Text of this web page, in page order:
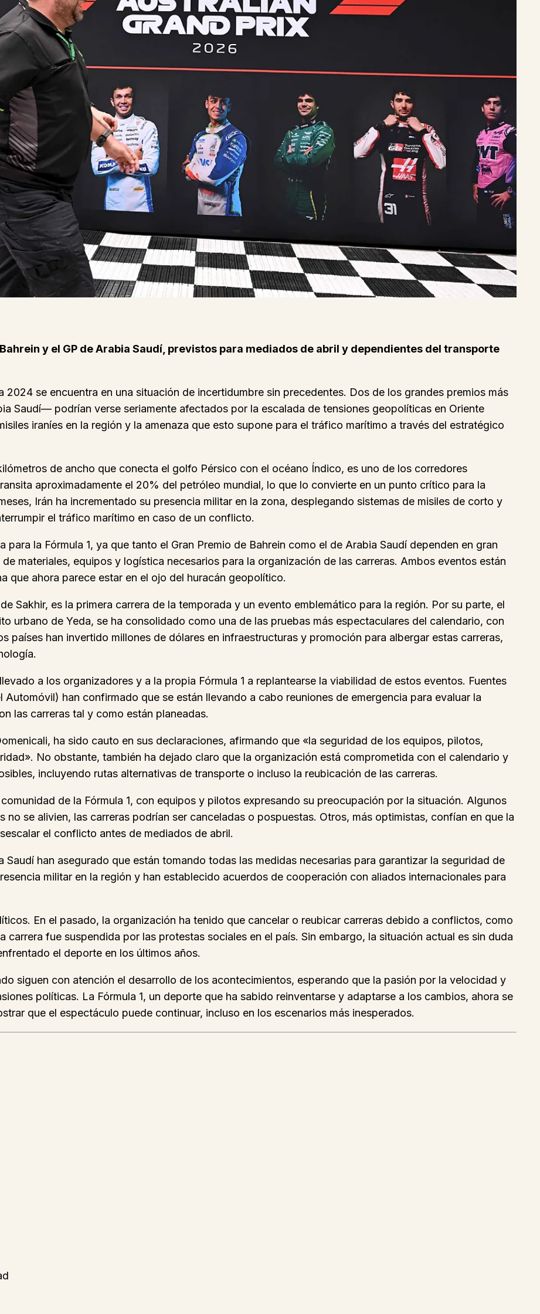
y el GP de Arabia Saudí, previstos para mediados de abril y dependientes del transporte
2024 se encuentra en una situación de incertidumbre sin precedentes. Dos de los grandes premios más
Saudí— podrían verse seriamente afectados por la escalada de tensiones geopolíticas en Oriente
iraníes en la región y la amenaza que esto supone para el tráfico marítimo a través del estratégico
de ancho que conecta el golfo Pérsico con el océano Índico, es uno de los corredores
aproximadamente el 20% del petróleo mundial, lo que lo convierte en un punto crítico para la
Irán ha incrementado su presencia militar en la zona, desplegando sistemas de misiles de corto y
el tráfico marítimo en caso de un conflicto.
la Fórmula 1, ya que tanto el Gran Premio de Bahrein como el de Arabia Saudí dependen en gran
materiales, equipos y logística necesarios para la organización de las carreras. Ambos eventos están
que ahora parece estar en el ojo del huracán geopolítico.
Sakhir, es la primera carrera de la temporada y un evento emblemático para la región. Por su parte, el
urbano de Yeda, se ha consolidado como una de las pruebas más espectaculares del calendario, con
países han invertido millones de dólares en infraestructuras y promoción para albergar estas carreras,
a los organizadores y a la propia Fórmula 1 a replantearse la viabilidad de estos eventos. Fuentes
han confirmado que se están llevando a cabo reuniones de emergencia para evaluar la
las carreras tal y como están planeadas.
ha sido cauto en sus declaraciones, afirmando que «la seguridad de los equipos, pilotos,
No obstante, también ha dejado claro que la organización está comprometida con el calendario y
incluyendo rutas alternativas de transporte o incluso la reubicación de las carreras.
de la Fórmula 1, con equipos y pilotos expresando su preocupación por la situación. Algunos
no se alivien, las carreras podrían ser canceladas o pospuestas. Otros, más optimistas, confían en que la
el conflicto antes de mediados de abril.
han asegurado que están tomando todas las medidas necesarias para garantizar la seguridad de
militar en la región y han establecido acuerdos de cooperación con aliados internacionales para
En el pasado, la organización ha tenido que cancelar o reubicar carreras debido a conflictos, como
carrera fue suspendida por las protestas sociales en el país. Sin embargo, la situación actual es sin duda
el deporte en los últimos años.
siguen con atención el desarrollo de los acontecimientos, esperando que la pasión por la velocidad y
políticas. La Fórmula 1, un deporte que ha sabido reinventarse y adaptarse a los cambios, ahora se
que el espectáculo puede continuar, incluso en los escenarios más inesperados.